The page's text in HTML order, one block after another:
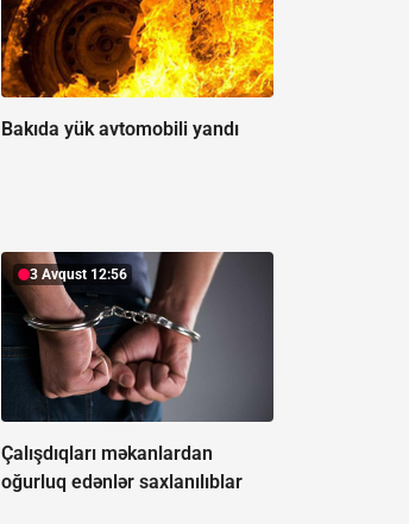
Bakıda yük avtomobili yandı
3 Avqust 12:56
Çalışdıqları məkanlardan
oğurluq edənlər saxlanılıblar